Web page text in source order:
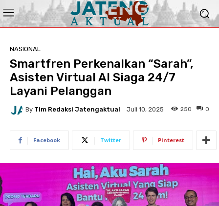
NASIONAL
Smartfren Perkenalkan “Sarah”,
Asisten Virtual AI Siaga 24/7
Layani Pelanggan
By Tim Redaksi Jatengaktual Juli 10, 2025 0
250
Facebook Twitter Pinterest